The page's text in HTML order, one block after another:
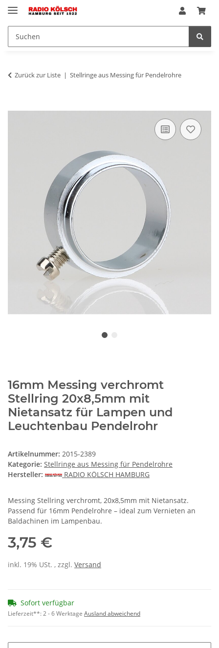
Zurück zur Liste Stellringe aus Messing für Pendelrohre
16mm Messing verchromt
Stellring 20x8,5mm mit
Nietansatz für Lampen und
Leuchtenbau Pendelrohr
Artikelnummer: 2015-2389
Kategorie: Stellringe aus Messing für Pendelrohre
Hersteller:
RADIO KÖLSCH HAMBURG
Messing Stellring verchromt, 20x8,5mm mit Nietansatz.
Passend für 16mm Pendelrohre – ideal zum Vernieten an
Baldachinen im Lampenbau.
3,75 €
inkl. 19% USt. , zzgl. Versand
Sofort verfügbar
Lieferzeit**:2 - 6 Werktage Ausland abweichend